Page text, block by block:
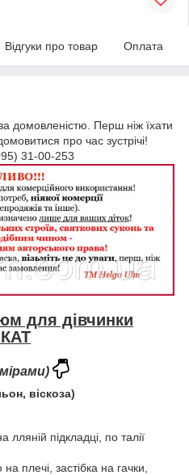
Відгуки про товар Оплата
домовленістю. Перш ніж їхати
про час зустрічі!
31-00-253
для дівчинки
віскоза)
підкладці, по талії
плечі, застібка на гачки,